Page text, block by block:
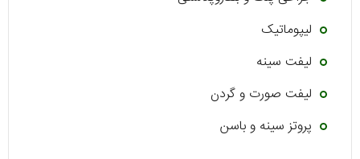
لیپوماتیک
لیفت سینه
لیفت صورت و گردن
پروتز سینه و باسن